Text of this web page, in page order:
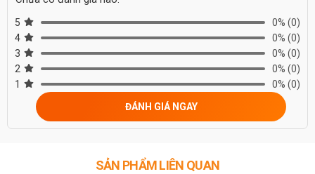
5 0% (0)
4
0% (0)
3
0% (0)
2
0% (0)
1
0% (0)
ĐÁNH GIÁ NGAY
SẢN PHẨM LIÊN QUAN